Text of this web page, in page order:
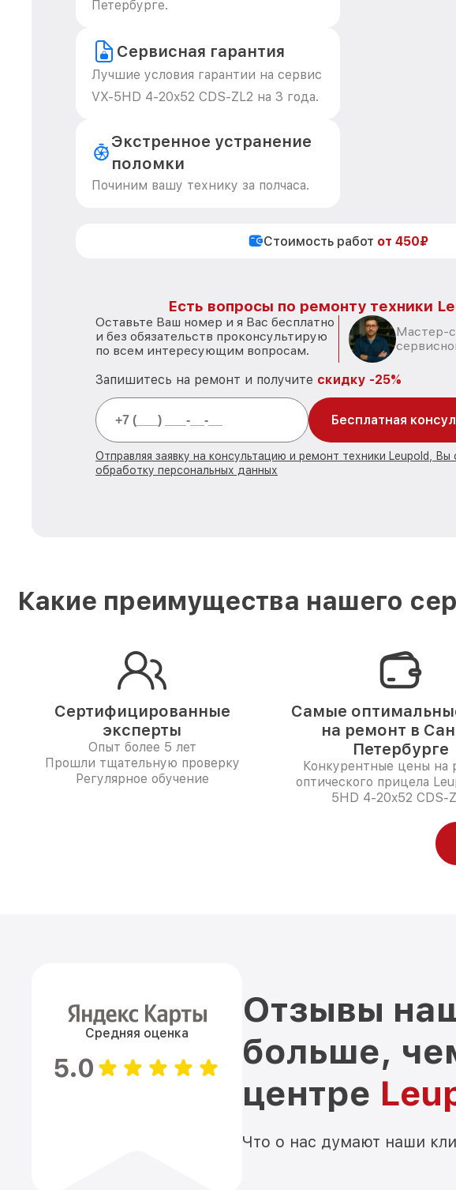
Петербурге.
Сервисная гарантия
Лучшие условия гарантии на сервис
VX-5HD 4-20x52 CDS-ZL2 на 3 года.
Экстренное устранение
поломки
Починим вашу технику за полчаса.
Стоимость работ от 450₽
Есть вопросы по ремонту техники
Оставьте Ваш номер и я Вас бесплатно
и без обязательств проконсультирую
по всем интересующим вопросам.
Мастер-
Запишитесь на ремонт и получите скидку -25%
Бесплатная
Отправляя заявку на консультацию и ремонт техники Leupold, Вы
обработку персональных данных
Какие преимущества нашего
Сертифицированные
эксперты
Опыт более 5 лет
Прошли тщательную проверку
Регулярное обучение
Самые
на ремонт в
Петербурге
Конкурентные цены на
оптического прицела
5HD 4-20x52 CDS-
Средняя оценка
5.0
Отзывы
больше,
центре
Что о нас думают наши